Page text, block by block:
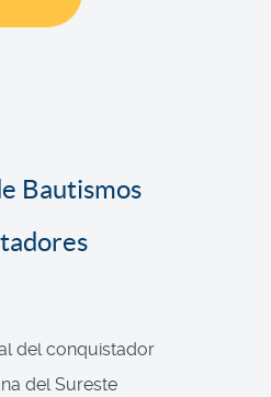
Bautismos
del conquistador
del Sureste